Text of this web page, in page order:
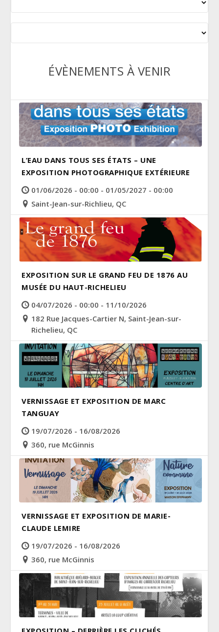
ÉVÈNEMENTS À VENIR
L’EAU DANS TOUS SES ÉTATS – UNE
EXPOSITION PHOTOGRAPHIQUE EXTÉRIEURE
01/06/2026 - 00:00 - 01/05/2027 - 00:00
Saint-Jean-sur-Richlieu, QC
EXPOSITION SUR LE GRAND FEU DE 1876 AU
MUSÉE DU HAUT-RICHELIEU
04/07/2026 - 00:00 - 11/10/2026
182 Rue Jacques-Cartier N, Saint-Jean-sur-
Richelieu, QC
VERNISSAGE ET EXPOSITION DE MARC
TANGUAY
19/07/2026 - 16/08/2026
360, rue McGinnis
VERNISSAGE ET EXPOSITION DE MARIE-
CLAUDE LEMIRE
19/07/2026 - 16/08/2026
360, rue McGinnis